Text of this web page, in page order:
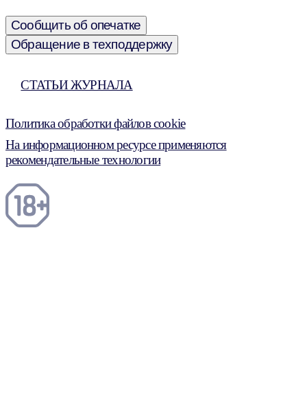
Сообщить об опечатке
Обращение в техподдержку
СТАТЬИ ЖУРНАЛА
Политика обработки файлов cookie
На информационном ресурсе применяются
рекомендательные технологии